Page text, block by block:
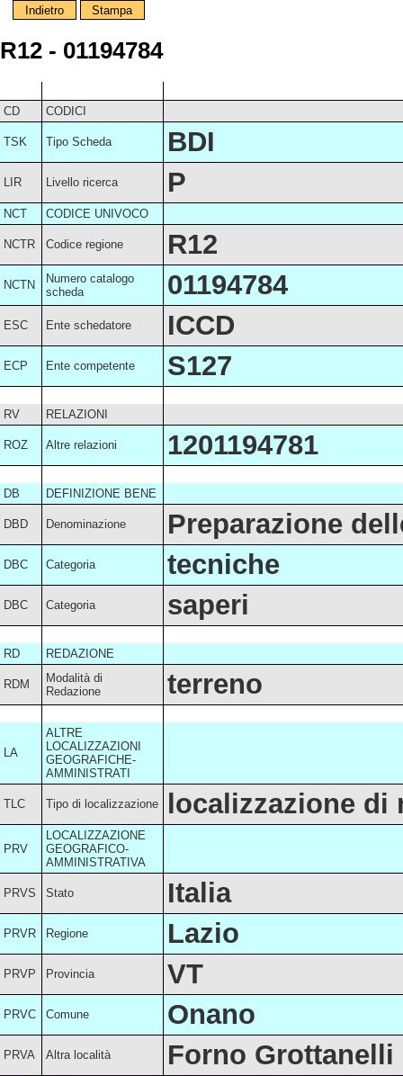
Indietro Stampa
R12 - 01194784
CD CODICI
TSK Tipo Scheda BDI
LIR Livello ricerca P
NCT CODICE UNIVOCO
NCTR Codice regione R12
NCTN
Numero catalogo
scheda
01194784
ESC Ente schedatore ICCD
ECP Ente competente S127
RV RELAZIONI
ROZ Altre relazioni 1201194781
DB DEFINIZIONE BENE
DBD Denominazione Preparazione
DBC Categoria tecniche
DBC Categoria saperi
RD REDAZIONE
RDM
Modalità di
Redazione
terreno
LA
ALTRE
LOCALIZZAZIONI
GEOGRAFICHE-
AMMINISTRATI
TLC Tipo di localizzazione localizzazione di
PRV
LOCALIZZAZIONE
GEOGRAFICO-
AMMINISTRATIVA
PRVS Stato Italia
PRVR Regione Lazio
PRVP Provincia VT
PRVC Comune Onano
PRVA Altra località Forno Grottanelli